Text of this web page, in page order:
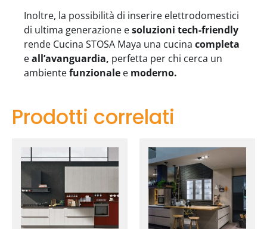
Inoltre, la possibilità di inserire elettrodomestici
di ultima generazione esoluzioni tech-friendly
rende Cucina STOSA Maya una cucina completa
eall’avanguardia, perfetta per chi cerca un
ambientefunzionale e moderno.
Prodotti correlati